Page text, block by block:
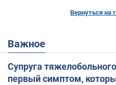
Вернуться на
Важное
Супруга
первый симптом,